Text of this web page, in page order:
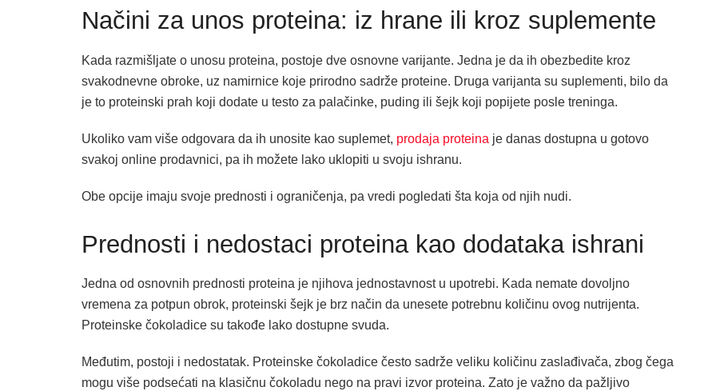
Načini za unos proteina: iz hrane ili kroz suplemente
Kada razmišljate o unosu proteina, postoje dve osnovne varijante. Jedna je da ih obezbedite kroz
svakodnevne obroke, uz namirnice koje prirodno sadrže proteine. Druga varijanta su suplementi, bilo da
je to proteinski prah koji dodate u testo za palačinke, puding ili šejk koji popijete posle treninga.
Ukoliko vam više odgovara da ih unosite kao suplemet, prodaja proteina je danas dostupna u gotovo
svakoj online prodavnici, pa ih možete lako uklopiti u svoju ishranu.
Obe opcije imaju svoje prednosti i ograničenja, pa vredi pogledati šta koja od njih nudi.
Prednosti i nedostaci proteina kao dodataka ishrani
Jedna od osnovnih prednosti proteina je njihova jednostavnost u upotrebi. Kada nemate dovoljno
vremena za potpun obrok, proteinski šejk je brz način da unesete potrebnu količinu ovog nutrijenta.
Proteinske čokoladice su takođe lako dostupne svuda.
Međutim, postoji i nedostatak. Proteinske čokoladice često sadrže veliku količinu zaslađivača, zbog čega
mogu više podsećati na klasičnu čokoladu nego na pravi izvor proteina. Zato je važno da pažljivo